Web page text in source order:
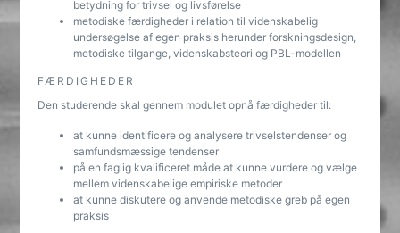
betydning for trivsel og livsførelse
metodiske færdigheder i relation til videnskabelig
undersøgelse af egen praksis herunder forskningsdesign,
metodiske tilgange, videnskabsteori og PBL-modellen
FÆRDIGHEDER
Den studerende skal gennem modulet opnå færdigheder til:
at kunne identificere og analysere trivselstendenser og
samfundsmæssige tendenser
på en faglig kvalificeret måde at kunne vurdere og vælge
mellem videnskabelige empiriske metoder
at kunne diskutere og anvende metodiske greb på egen
praksis